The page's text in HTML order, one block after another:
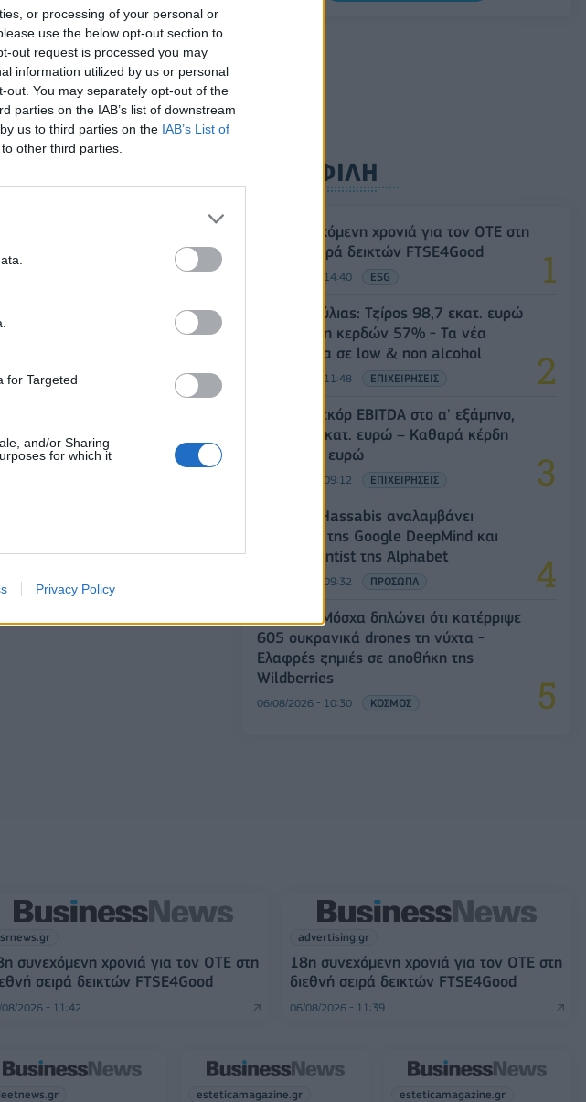
or processing of your personal or
use the below opt-out section to
out request is processed you may
information utilized by us or personal
You may separately opt-out of the
parties on the IAB’s list of downstream
us to third parties on the IAB’s List of
other third parties.
for Targeted
and/or Sharing
for which it
Privacy Policy
ΔΗΜΟΦΙΛΗ
18η συνεχόμενη χρονιά για τον ΟΤΕ στη
διεθνή σειρά δεικτών FTSE4Good
06/08/2026 - 14:40 ESG
Β.Σ. Καρούλιας: Τζίρος 98,7 εκατ. ευρώ
και αύξηση κερδών 57% - Τα νέα
στοιχήματα σε low & non alcohol
06/08/2026 - 11:48 ΕΠΙΧΕΙΡΗΣΕΙΣ
Metlen: Ρεκόρ EBITDA στο α' εξάμηνο,
στα 550 εκατ. ευρώ – Καθαρά κέρδη
313 εκατ. ευρώ
06/08/2026 - 09:12 ΕΠΙΧΕΙΡΗΣΕΙΣ
Ο Demis Hassabis αναλαμβάνει
Πρόεδρος της Google DeepMind και
Chief Scientist της Alphabet
06/08/2026 - 09:32 ΠΡΟΣΩΠΑ
Ρωσία: Η Μόσχα δηλώνει ότι κατέρριψε
605 ουκρανικά drones τη νύχτα -
Ελαφρές ζημιές σε αποθήκη της
Wildberries
06/08/2026 - 10:30 ΚΟΣΜΟΣ
συνεχόμενη χρονιά για τον ΟΤΕ στη
σειρά δεικτών FTSE4Good
2026 - 11:42
advertising.gr
18η συνεχόμενη χρονιά για τον ΟΤΕ στη
διεθνή σειρά δεικτών FTSE4Good
06/08/2026 - 11:39
esteticamagazine.gr esteticamagazine.gr